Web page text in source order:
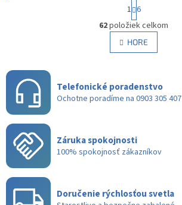
O
v
l
á
c
i
v
k
ý
p
t
r
á
n
k
a
n
i
1 6
62položiek celkom
HORE
Telefonické poradenstvo
Ochotne poradíme na 0903 305 407
Záruka spokojnosti
100% spokojnosť zákazníkov
Doručenie rýchlosťou svetla